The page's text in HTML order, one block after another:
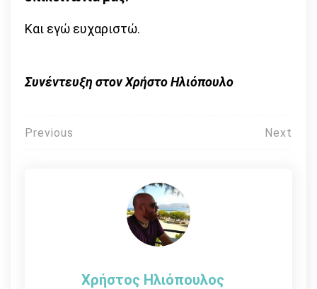
Και εγώ ευχαριστώ.
Συνέντευξη στον Χρήστο Ηλιόπουλο
Πλοήγηση
Previous Next
Χρήστος Ηλιόπουλος